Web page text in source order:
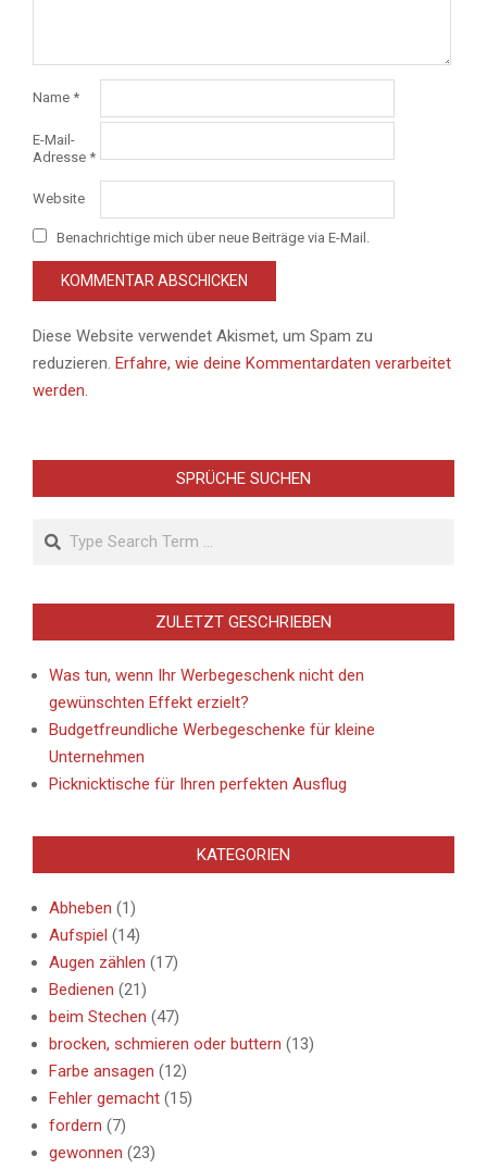
Name *
E-Mail-
Adresse *
Website
Benachrichtige mich über neue Beiträge via E-Mail.
Diese Website verwendet Akismet, um Spam zu
reduzieren. Erfahre, wie deine Kommentardaten verarbeitet
werden.
SPRÜCHE SUCHEN
Search
ZULETZT GESCHRIEBEN
Was tun, wenn Ihr Werbegeschenk nicht den
gewünschten Effekt erzielt?
Budgetfreundliche Werbegeschenke für kleine
Unternehmen
Picknicktische für Ihren perfekten Ausflug
KATEGORIEN
Abheben (1)
Aufspiel (14)
Augen zählen (17)
Bedienen (21)
beim Stechen (47)
brocken, schmieren oder buttern (13)
Farbe ansagen (12)
Fehler gemacht (15)
fordern (7)
gewonnen (23)